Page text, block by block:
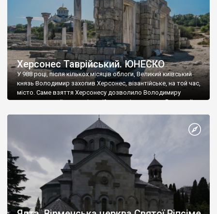
Херсонес Таврійський. ЮНЕСКО
У 988 році, після кількох місяців облоги, Великий київський
князь Володимир захопив Херсонес, візантійське, на той час,
місто. Саме взяття Херсонесу дозволило Володимиру
диктувати свої умови візантійському імператору Василю ІІ, та
Херсонесі Володимир-язичник, став Василем-християнином.
А потім було Хрещення Русі. На честь Херсонесу Таврійського